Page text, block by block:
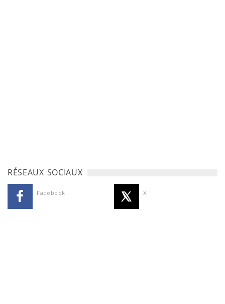
RÉSEAUX SOCIAUX
Facebook X